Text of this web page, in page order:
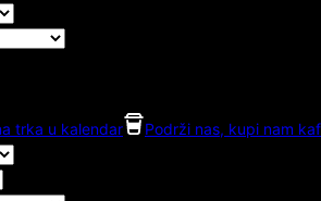
trka u kalendar
Podrži nas, kupi nam